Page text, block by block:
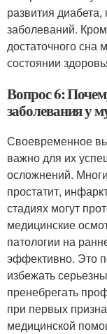
развития
заболеваний.
достаточного сна
состоянии
Вопрос 6:
заболевания у
Своевременное
важно для их
осложнений.
простатит,
стадиях могут
медицинские
патологии на
эффективно. Это
избежать
пренебрегать
при первых
медицинской